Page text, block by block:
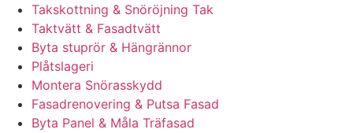
Takskottning & Snöröjning Tak
Taktvätt & Fasadtvätt
Byta stuprör & Hängrännor
Plåtslageri
Montera Snörasskydd
Fasadrenovering & Putsa Fasad
Byta Panel & Måla Träfasad